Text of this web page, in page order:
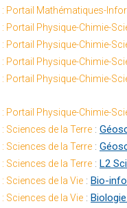
Portail Mathématiques-
Portail Physique-Chimie-
Portail Physique-Chimie-
Portail Physique-Chimie-
Portail Physique-Chimie-
Portail Physique-Chimie-
Sciences de la Terre :
Sciences de la Terre :
Sciences de la Terre : L2
Sciences de la Vie : Bio-
Sciences de la Vie :